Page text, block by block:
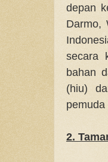
depan
Darmo,
secara
bahan
(hiu)
2.